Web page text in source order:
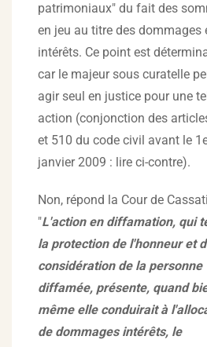
patrimoniaux" du fait des
en jeu au titre des dommages
intérêts. Ce point est
car le majeur sous curatelle
agir seul en justice pour une
action (conjonction des
et 510 du code civil avant le
janvier 2009 : lire ci-contre).
Non, répond la Cour de
"L'action en diffamation, qui
la protection de l'honneur et
considération de la personne
diffamée, présente, quand
même elle conduirait à
de dommages intérêts, le